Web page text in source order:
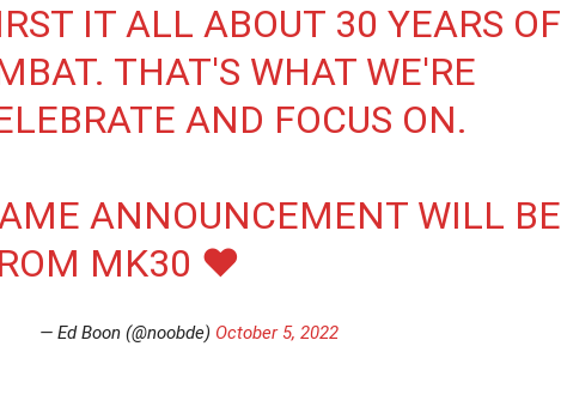
IT ALL ABOUT 30 YEARS OF
THAT'S WHAT WE'RE
AND FOCUS ON.
ANNOUNCEMENT WILL BE
MK30 ❤️
— Ed Boon (@noobde) October 5, 2022